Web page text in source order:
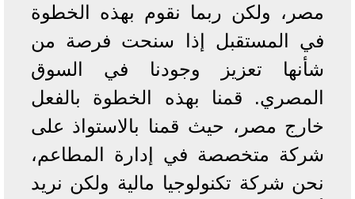
مصر، ولكن ربما نقوم بهذه الخطوة
في المستقبل إذا سنحت فرصة من
شأنها تعزيز وجودنا في السوق
المصري. قمنا بهذه الخطوة بالفعل
خارج مصر، حيث قمنا بالاستواذ على
شركة متخصصة في إدارة المطاعم،
نحن شركة تكنولوجيا مالية ولكن نريد